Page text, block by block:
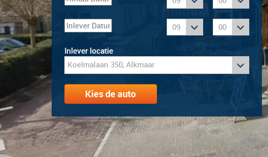
:
:
Inlever locatie
Kies de auto